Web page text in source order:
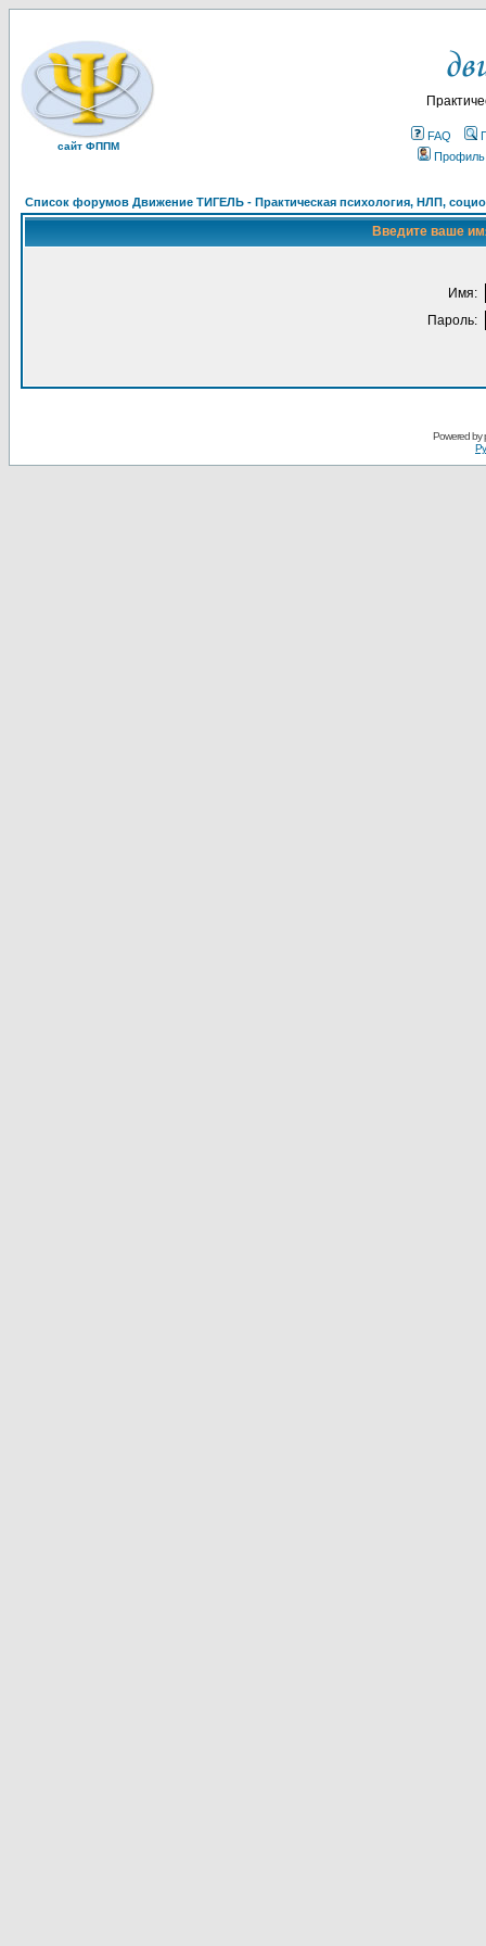
сайт ФППМ
FAQ
Профиль
Список форумов Движение ТИГЕЛЬ - Практическая психология, НЛП,
Введите ваше
Имя:
Пароль:
Powered by